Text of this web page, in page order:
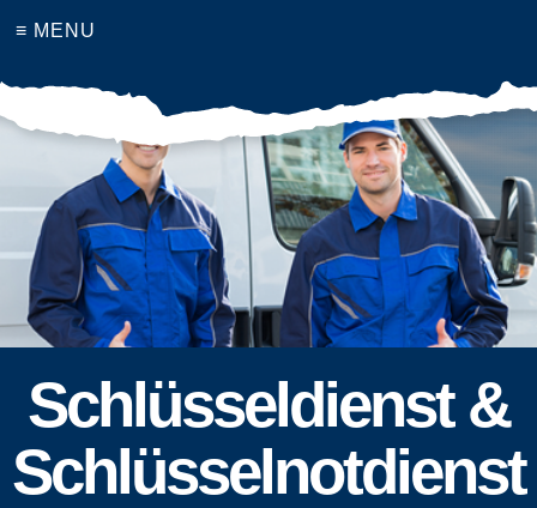
≡ MENU
Schlüsseldienst &
Schlüsselnotdienst